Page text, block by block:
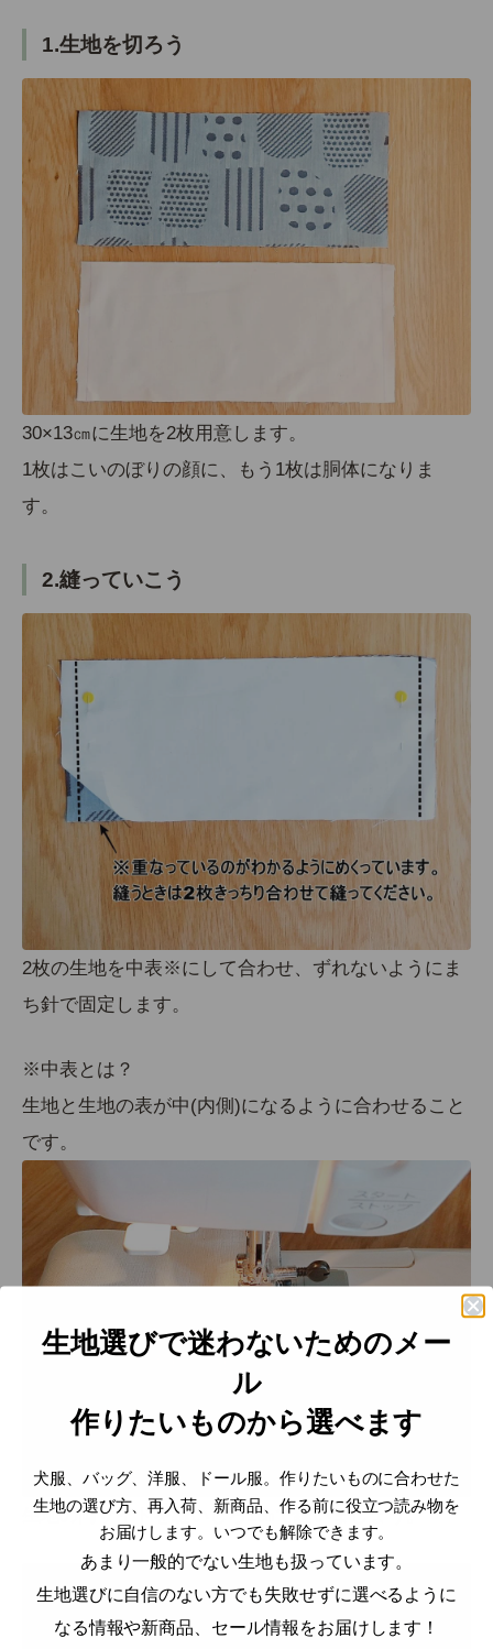
1.生地を切ろう
30×13㎝に生地を2枚用意します。
1枚はこいのぼりの顔に、もう1枚は胴体になりま
す。
2.縫っていこう
2枚の生地を中表※にして合わせ、ずれないようにま
ち針で固定します。
※中表とは？
生地と生地の表が中(内側)になるように合わせること
です。
生地の両サイドを縫いしろ1㎝で縫いましょう。
生地選びで迷わないためのメー
ル
作りたいものから選べます
犬服、バッグ、洋服、ドール服。作りたいものに合わせた
生地の選び方、再入荷、新商品、作る前に役立つ読み物を
お届けします。いつでも解除できます。
あまり一般的でない生地も扱っています。
生地選びに自信のない方でも失敗せずに選べるように
なる情報や新商品、セール情報をお届けします！